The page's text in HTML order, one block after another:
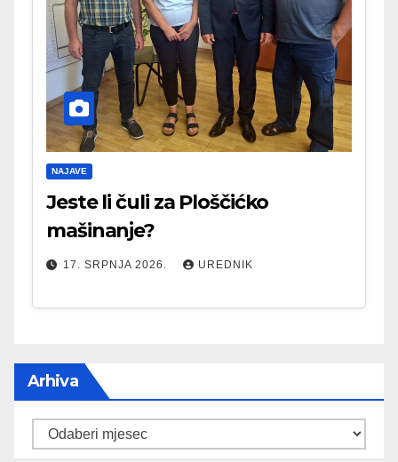
NAJAVE
Jeste li čuli za Ploščićko
mašinanje?
17. SRPNJA 2026. UREDNIK
Arhiva
Arhiva